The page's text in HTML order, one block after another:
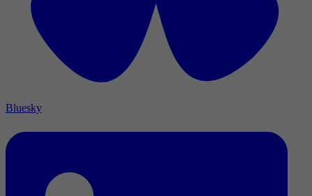
Bluesky